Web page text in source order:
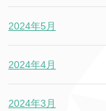
2024年5月
2024年4月
2024年3月